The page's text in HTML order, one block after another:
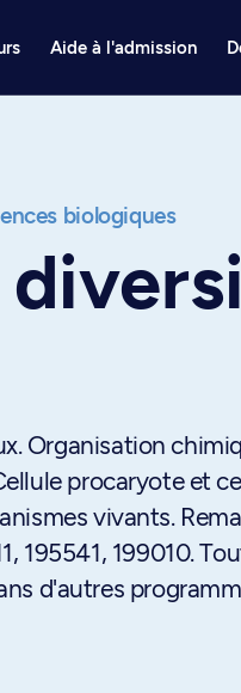
Aide à l'admission
biologiques
Organisation
procaryote et
vivants.
195541, 199010.
d'autres